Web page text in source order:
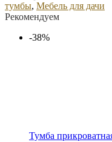
тумбы, Мебель для дачи
Рекомендуем
-38%
Тумба